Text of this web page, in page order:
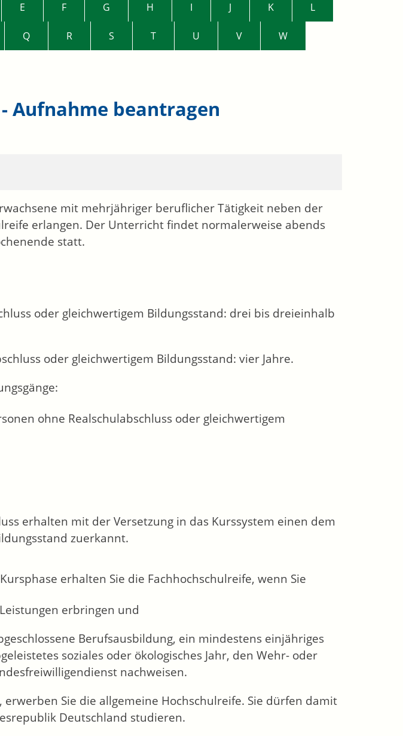
E F G H I J K L
Q R S T U V W
Aufnahme beantragen
mit mehrjähriger beruflicher Tätigkeit neben der
erlangen. Der Unterricht findet normalerweise abends
statt.
oder gleichwertigem Bildungsstand: drei bis dreieinhalb
oder gleichwertigem Bildungsstand: vier Jahre.
ohne Realschulabschluss oder gleichwertigem
erhalten mit der Versetzung in das Kurssystem einen dem
zuerkannt.
erhalten Sie die Fachhochschulreife, wenn Sie
erbringen und
Berufsausbildung, ein mindestens einjähriges
soziales oder ökologisches Jahr, den Wehr- oder
nachweisen.
Sie die allgemeine Hochschulreife. Sie dürfen damit
Deutschland studieren.